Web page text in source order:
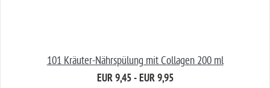
101 Kräuter-Nährspülung mit Collagen 200 ml
EUR 9,45 - EUR 9,95